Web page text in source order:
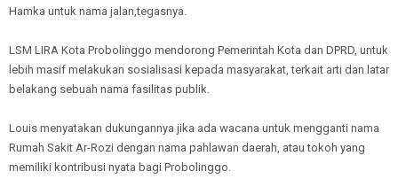
Hamka untuk nama jalan,tegasnya.
LSM LIRA Kota Probolinggo mendorong Pemerintah Kota dan DPRD, untuk
lebih masif melakukan sosialisasi kepada masyarakat, terkait arti dan latar
belakang sebuah nama fasilitas publik.
Louis menyatakan dukungannya jika ada wacana untuk mengganti nama
Rumah Sakit Ar-Rozi dengan nama pahlawan daerah, atau tokoh yang
memiliki kontribusi nyata bagi Probolinggo.